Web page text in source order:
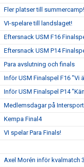
Fler platser till summercamp!
VI-spelare till landslaget!
Eftersnack USM F16
Eftersnack USM P14
Para avslutning och finals
Inför USM Finalspel F16 "Vi
Inför USM Finalspel P14
Medlemsdagar på
Kempa Final4
VI spelar Para Finals!
Axel Morén inför kvalmatch 3